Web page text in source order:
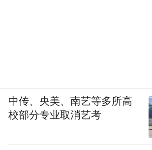
中传、央美、南艺等多所高
校部分专业取消艺考